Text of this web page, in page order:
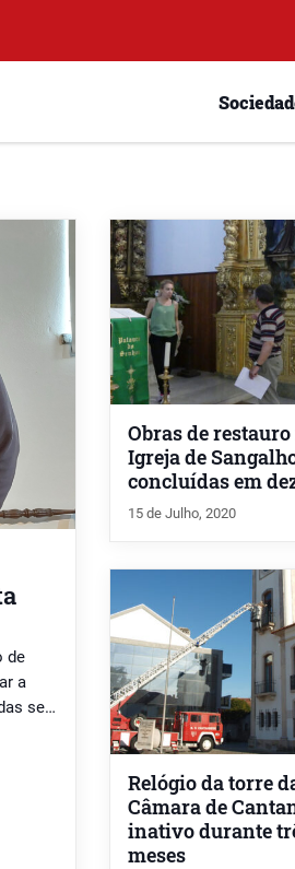
de
a
se
Obras de
Igreja de
concluídas em
15 de Julho, 2020
Relógio da torre
Câmara de
inativo durante
meses